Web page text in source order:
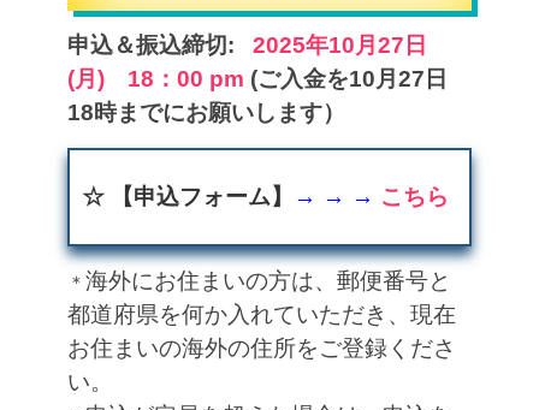
申込＆振込締切: 2025年10月27日
(月) 18：00 pm (ご入金を10月27日
18時までにお願いします）
☆ 【申込フォーム】 → → → こちら
＊ 海外にお住まいの方は、郵便番号と
都道府県を何か入れていただき、現在
お住まいの海外の住所をご登録くださ
い。